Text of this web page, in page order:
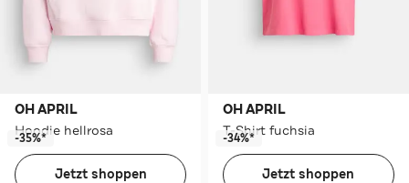
OH APRIL
Hoodie hellrosa
-35%*
Jetzt shoppen
OH APRIL
T-Shirt fuchsia
-34%*
Jetzt shoppen